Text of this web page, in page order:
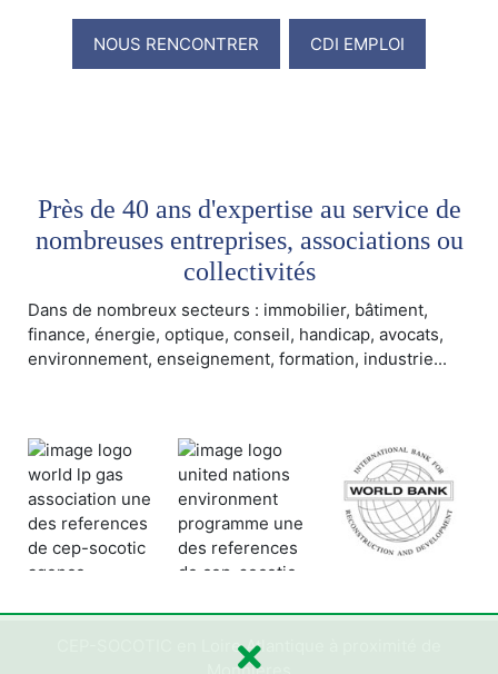
NOUS RENCONTRER CDI EMPLOI
Près de 40 ans d'expertise au service de
nombreuses entreprises, associations ou
collectivités
Dans de nombreux secteurs : immobilier, bâtiment,
finance, énergie, optique, conseil, handicap, avocats,
environnement, enseignement, formation, industrie...
CEP-SOCOTIC en Loire Atlantique à proximité de
Monnières